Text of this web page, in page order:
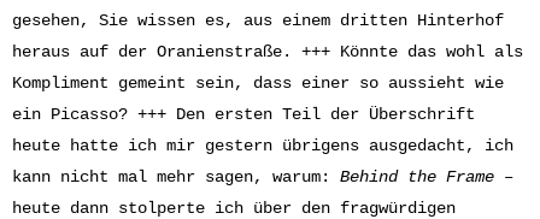
gesehen, Sie wissen es, aus einem dritten Hinterhof
heraus auf der Oranienstraße. +++ Könnte das wohl als
Kompliment gemeint sein, dass einer so aussieht wie
ein Picasso? +++ Den ersten Teil der Überschrift
heute hatte ich mir gestern übrigens ausgedacht, ich
kann nicht mal mehr sagen, warum: Behind the Frame –
heute dann stolperte ich über den fragwürdigen